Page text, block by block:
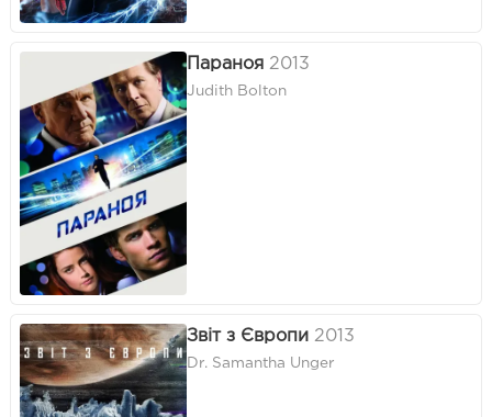
Параноя 2013
Judith Bolton
Звіт з Європи 2013
Dr. Samantha Unger